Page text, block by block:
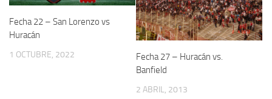
Fecha 22 – San Lorenzo vs
Huracán
1 OCTUBRE, 2022
Fecha 27 – Huracán vs.
Banfield
2 ABRIL, 2013